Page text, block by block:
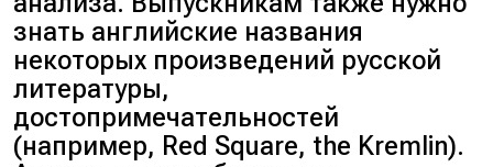
знать английские названия
некоторых произведений русской
литературы,
достопримечательностей
(например, Red Square, the Kremlin).